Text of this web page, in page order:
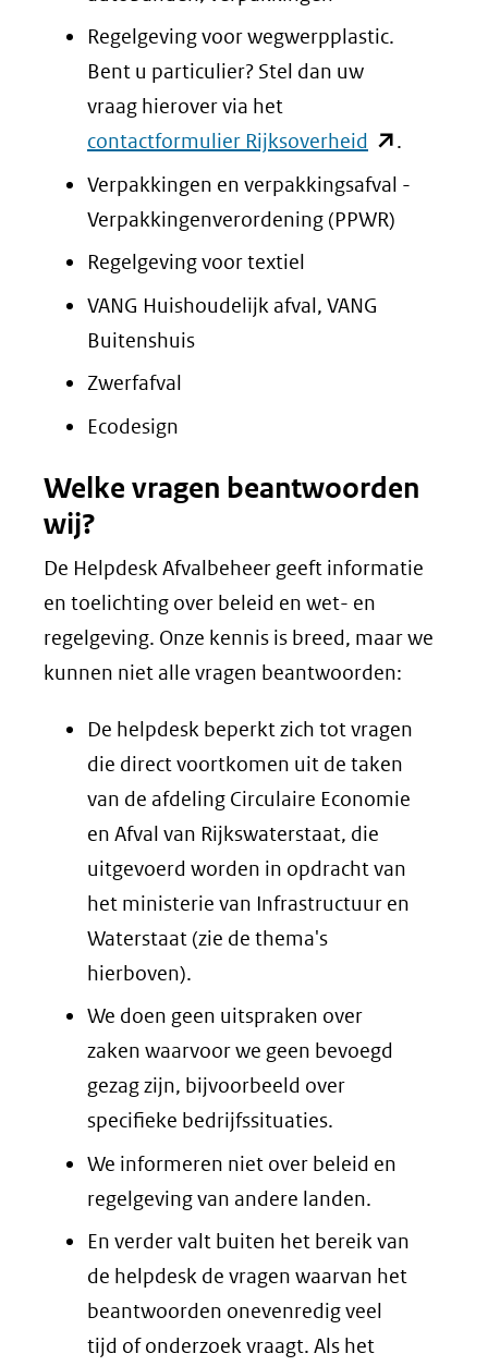
Regelgeving voor wegwerpplastic.
Bent u particulier? Stel dan uw
vraag hierover via het
contactformulier Rijksoverheid (opent
in
nieuw
naar
.
Verpakkingen en verpakkingsafval -
Verpakkingenverordening (PPWR)
Regelgeving voor textiel
VANG Huishoudelijk afval, VANG
Buitenshuis
Zwerfafval
Ecodesign
Welke vragen beantwoorden
wij?
De Helpdesk Afvalbeheer geeft informatie
en toelichting over beleid en wet- en
regelgeving. Onze kennis is breed, maar we
kunnen niet alle vragen beantwoorden:
De helpdesk beperkt zich tot vragen
die direct voortkomen uit de taken
van de afdeling Circulaire Economie
en Afval van Rijkswaterstaat, die
uitgevoerd worden in opdracht van
het ministerie van Infrastructuur en
Waterstaat (zie de thema's
hierboven).
We doen geen uitspraken over
zaken waarvoor we geen bevoegd
gezag zijn, bijvoorbeeld over
specifieke bedrijfssituaties.
We informeren niet over beleid en
regelgeving van andere landen.
En verder valt buiten het bereik van
de helpdesk de vragen waarvan het
beantwoorden onevenredig veel
tijd of onderzoek vraagt. Als het